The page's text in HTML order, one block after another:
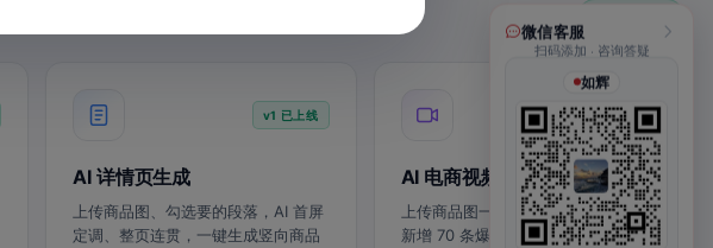
v1 已上线
AI 详情页生成
上传商品图、勾选要的段落，AI 首屏
定调、整页连贯，一键生成竖向商品
Seedance 2.5 上线
AI 电商视频生成
上传商品图一键生成带声电商视频；
新增 70 条爆款灵感模板，看中直接
微信客服
扫码添加 · 咨询答疑
如辉